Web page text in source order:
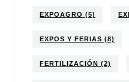
EXPOAGRO (5)
EXPOS Y FERIAS (8)
FERTILIZACIÓN (2)